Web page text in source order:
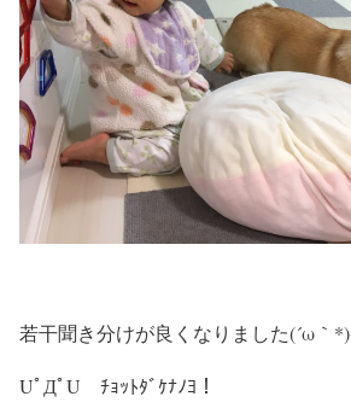
若干聞き分けが良くなりました(´ω｀*)
UﾟДﾟU ﾁｮｯﾄﾀﾞｹﾅﾉﾖ！